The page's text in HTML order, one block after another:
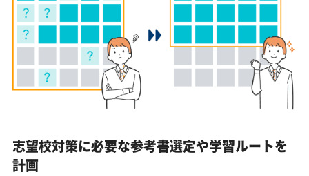
志望校対策に必要な参考書選定や学習ルートを
計画